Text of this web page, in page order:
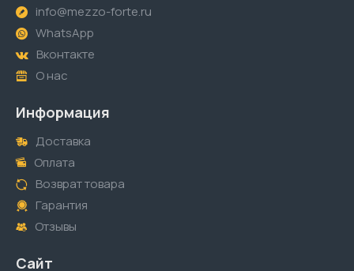
info@mezzo-forte.ru
WhatsApp
Вконтакте
О нас
Информация
Доставка
Оплата
Возврат товара
Гарантия
Отзывы
Сайт